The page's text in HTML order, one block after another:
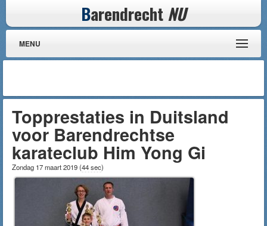
Barendrecht NU
MENU
Topprestaties in Duitsland
voor Barendrechtse
karateclub Him Yong Gi
Zondag 17 maart 2019(44 sec)